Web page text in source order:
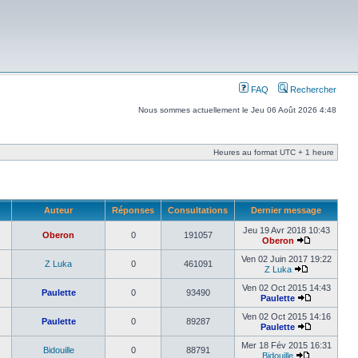
FAQ Rechercher
Nous sommes actuellement le Jeu 06 Août 2026 4:48
Heures au format UTC + 1 heure
Auteur Réponses Consultations Dernier message
Oberon 0 191057
Jeu 19 Avr 2018 10:43
Oberon
Z Luka 0 461091
Ven 02 Juin 2017 19:22
Z Luka
Paulette 0 93490
Ven 02 Oct 2015 14:43
Paulette
Paulette 0 89287
Ven 02 Oct 2015 14:16
Paulette
Bidouille 0 88791
Mer 18 Fév 2015 16:31
Bidouille